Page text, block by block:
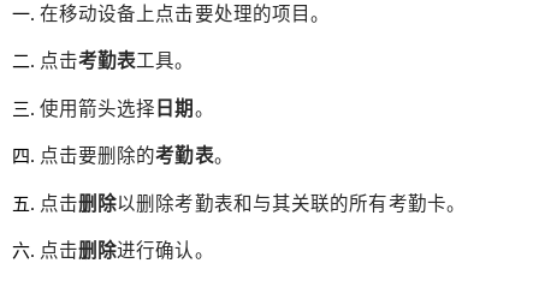
在移动设备上点击要处理的项目。
点击考勤表工具。
使用箭头选择 日期。
点击要删除的考勤表。
点击删除以删除考勤表和与其关联的所有考勤卡。
点击删除进行确认。